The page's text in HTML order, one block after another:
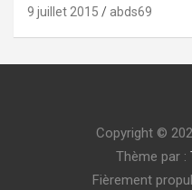
9 juillet 2015 abds69
Copyright ©
Thème par :
Fièrement